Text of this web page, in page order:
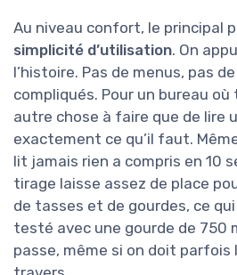
Au niveau confort, le principal
simplicité d’utilisation. On
l’histoire. Pas de menus, pas
compliqués. Pour un bureau
autre chose à faire que de lire
exactement ce qu’il faut.
lit jamais rien a compris en 10
tirage laisse assez de place
de tasses et de gourdes, ce
testé avec une gourde de 750
passe, même si on doit parfois